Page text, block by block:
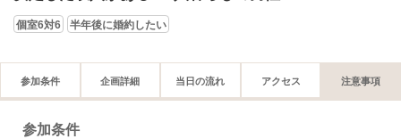
個室6対6 半年後に婚約したい
参加条件 企画詳細 当日の流れ アクセス 注意事項
参加条件